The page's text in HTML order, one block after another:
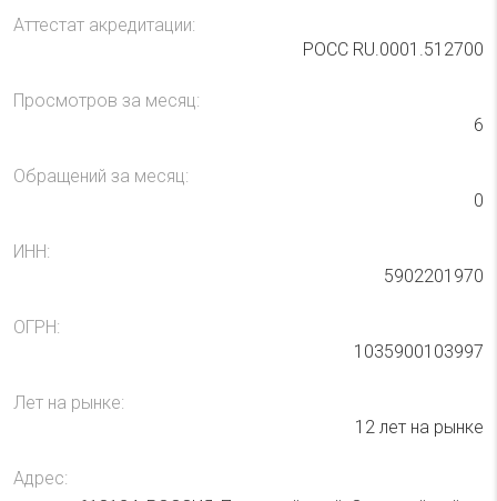
Аттестат акредитации:
РОСС RU.0001.512700
Просмотров за месяц:
6
Обращений за месяц:
0
ИНН:
5902201970
ОГРН:
1035900103997
Лет на рынке:
12 лет на рынке
Адрес: